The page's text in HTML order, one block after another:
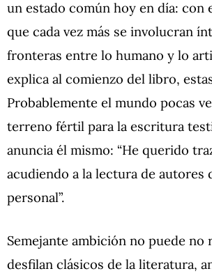
un estado común hoy en día: con
que cada vez más se involucran
fronteras entre lo humano y lo
explica al comienzo del libro,
Probablemente el mundo pocas
terreno fértil para la escritura
anuncia él mismo: “He querido
acudiendo a la lectura de
personal”.
Semejante ambición no puede
desfilan clásicos de la literatura,